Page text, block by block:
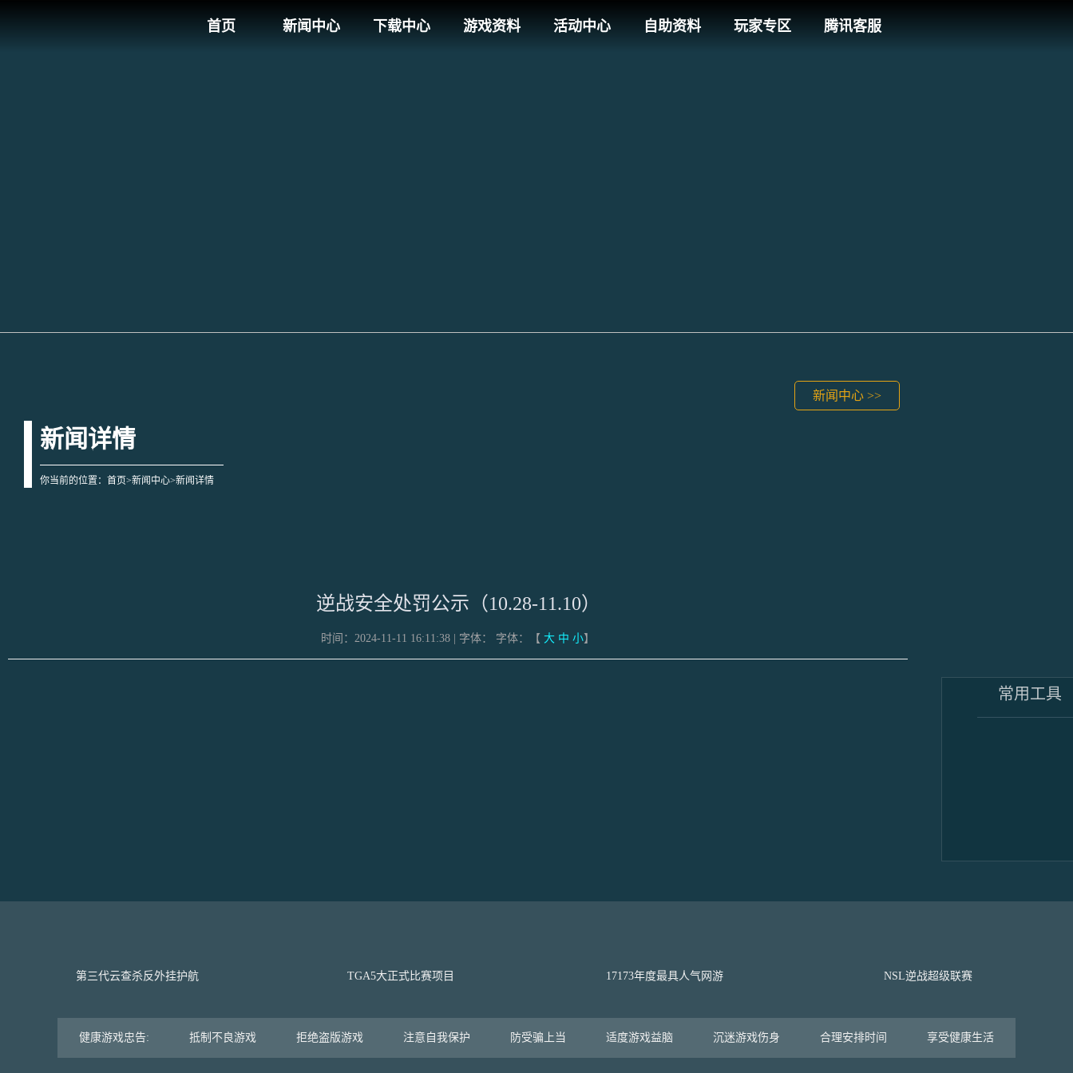
首页 新闻中心 下载中心 游戏资料 活动中心 自助资料 玩家专区 腾讯客服
新闻详情
你当前的位置： 首页>新闻中心>新闻详情
新闻中心 >>
逆战安全处罚公示（10.28-11.10）
时间：2024-11-11 16:11:38 | 字体： 字体：【 大 中 小】
常用工具
第三代云查杀反外挂护航 TGA5大正式比赛项目 17173年度最具人气网游 NSL逆战超级联赛
健康游戏忠告: 抵制不良游戏 拒绝盗版游戏 注意自我保护 防受骗上当 适度游戏益脑 沉迷游戏伤身 合理安排时间 享受健康生活